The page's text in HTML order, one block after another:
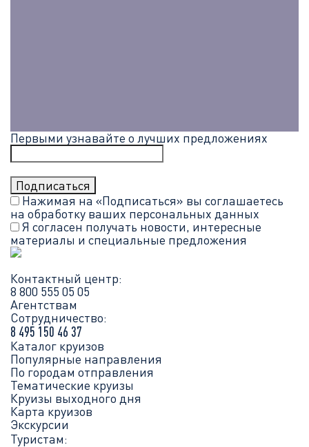
Первыми узнавайте о лучших предложениях
Нажимая на «Подписаться» вы соглашаетесь
на обработку ваших персональных данных
Я согласен получать новости, интересные
материалы и специальные предложения
Контактный центр:
8 800 555 05 05
Агентствам
Сотрудничество:
8 495 150 46 37
Каталог круизов
Популярные направления
По городам отправления
Тематические круизы
Круизы выходного дня
Карта круизов
Экскурсии
Туристам: